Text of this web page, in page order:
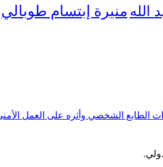
الله منيرة إبتسام طوبالي
الطابع الشخصي وأثره على العمل